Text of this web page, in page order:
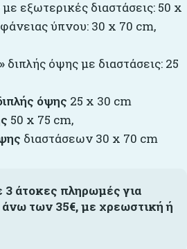
με εξωτερικές διαστάσεις: 50 x
ύπνου: 30 x 70 cm,
» διπλής όψης με διαστάσεις: 25
όψης 25 x 30 cm
50 x 75 cm,
διαστάσεων 30 x 70 cm
άτοκες πληρωμές για
άνω των 35€, με χρεωστική ή